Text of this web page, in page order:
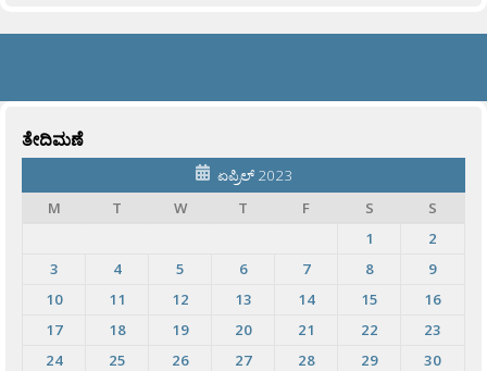
ತೇದಿಮಣೆ
ಏಪ್ರಿಲ್ 2023
M
T W T F S
S
1
2
3
4 5 6 7 8
9
10
11 12 13 14 15
16
17
18 19 20 21 22
23
24
25 26 27 28 29
30